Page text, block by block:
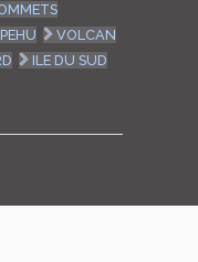
VOLCAN
ILE DU SUD